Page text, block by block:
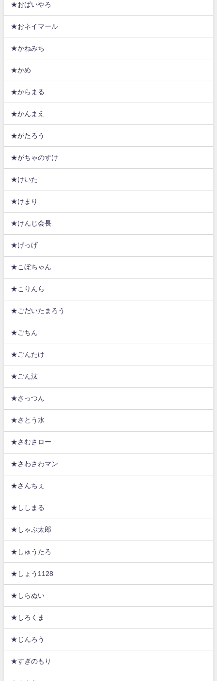
★おぱいやろ
★おネイマール
★かねみち
★かめ
★からまる
★かんまえ
★がたろう
★がちゃのすけ
★けいた
★けまり
★けんじ会長
★げっげ
★こぼちゃん
★こりんら
★ごだいたまろう
★ごちん
★ごんたけ
★ごん汰
★さっつん
★さとう水
★さむさロー
★さわさわマン
★さんちぇ
★ししまる
★しゃぶ太郎
★しゅうたろ
★しょう1128
★しらぬい
★しろくま
★じんろう
★すぎのもり